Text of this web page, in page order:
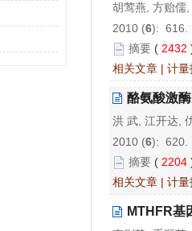
胡莺燕, 方贻儒
2010 (6): 616.
摘要 ( 2432
相关文章 | 计量
酪氨酸激
洪 武, 江开达,
2010 (6): 620.
摘要 ( 2204
相关文章 | 计量
MTHFR基